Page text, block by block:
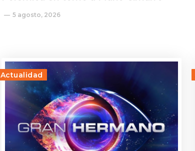
5 agosto, 2026
Actualidad